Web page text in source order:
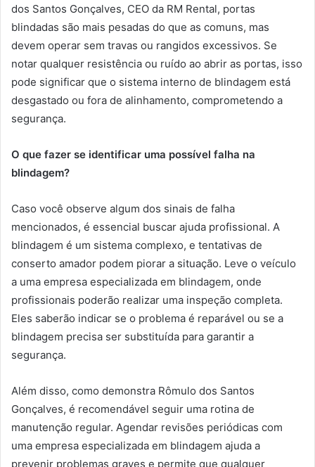
dos Santos Gonçalves, CEO da RM Rental, portas
blindadas são mais pesadas do que as comuns, mas
devem operar sem travas ou rangidos excessivos. Se
notar qualquer resistência ou ruído ao abrir as portas, isso
pode significar que o sistema interno de blindagem está
desgastado ou fora de alinhamento, comprometendo a
segurança.
O que fazer se identificar uma possível falha na
blindagem?
Caso você observe algum dos sinais de falha
mencionados, é essencial buscar ajuda profissional. A
blindagem é um sistema complexo, e tentativas de
conserto amador podem piorar a situação. Leve o veículo
a uma empresa especializada em blindagem, onde
profissionais poderão realizar uma inspeção completa.
Eles saberão indicar se o problema é reparável ou se a
blindagem precisa ser substituída para garantir a
segurança.
Além disso, como demonstra Rômulo dos Santos
Gonçalves, é recomendável seguir uma rotina de
manutenção regular. Agendar revisões periódicas com
uma empresa especializada em blindagem ajuda a
prevenir problemas graves e permite que qualquer